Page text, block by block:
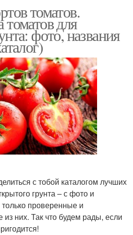
томатов.
для
фото, названия
с тобой каталогом лучших
грунта – с фото и
проверенные и
из них. Так что будем рады, если